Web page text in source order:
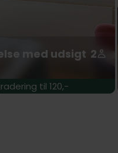
med udsigt 2
til 120,-